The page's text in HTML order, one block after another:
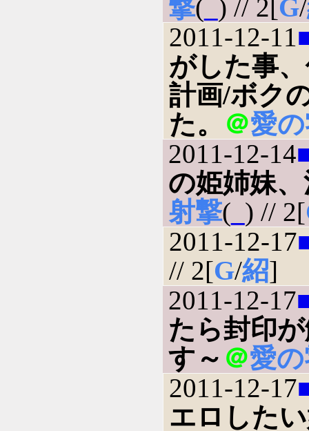
撃( ) // 2[G/
2011-12-11
がした事
計画/ボク
た。
＠愛
2011-12-14
の姫姉妹
射撃( ) // 2[
2011-12-17
// 2[G/紹]
2011-12-17
たら封印
す～ ＠愛
2011-12-17
エロした